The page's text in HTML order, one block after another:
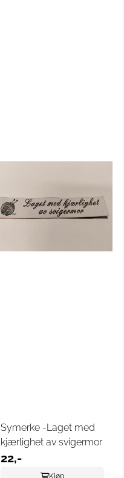
Symerke -Laget med
kjærlighet av svigermor
22,-
Kjøp